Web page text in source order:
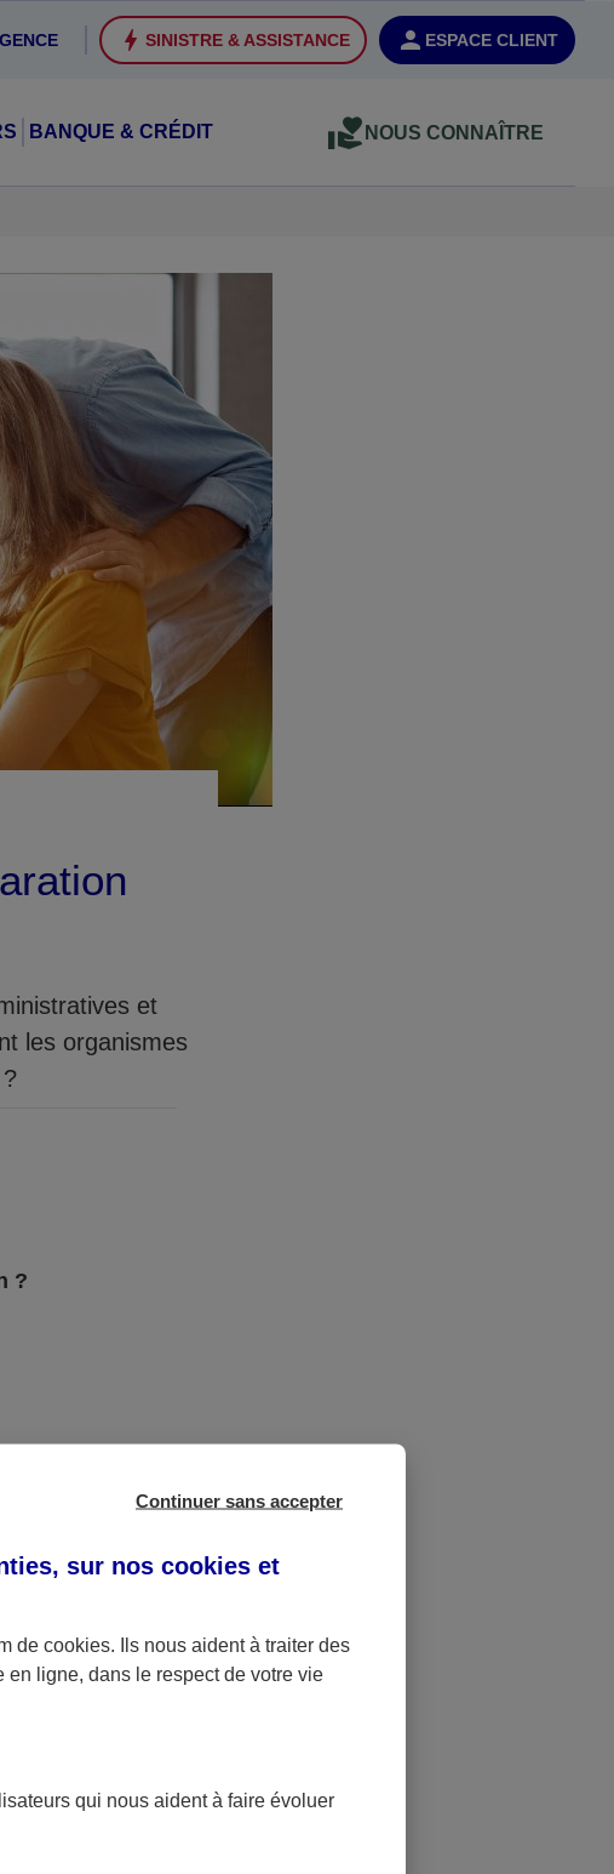
ESPACE CLIENT
SINISTRE & ASSISTANCE
BANQUE & CRÉDIT NOUS CONNAÎTRE
et
les organismes
?
l’embauche.
dans un
attestant de
le déclarer à
Continuer sans accepter
sur nos cookies et
de cookies . Ils nous aident à traiter des
ligne, dans le respect de votre vie
qui nous aident à faire évoluer